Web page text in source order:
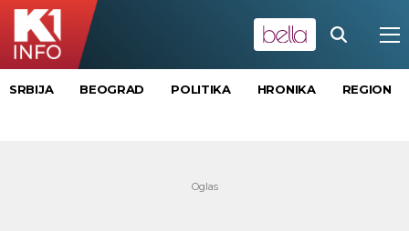
SRBIJA BEOGRAD POLITIKA HRONIKA REGION